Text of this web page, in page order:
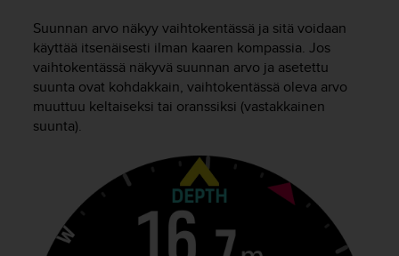
Suunnan arvo näkyy vaihtokentässä ja sitä voidaan
käyttää itsenäisesti ilman kaaren kompassia. Jos
vaihtokentässä näkyvä suunnan arvo ja asetettu
suunta ovat kohdakkain, vaihtokentässä oleva arvo
muuttuu keltaiseksi tai oranssiksi (vastakkainen
suunta).